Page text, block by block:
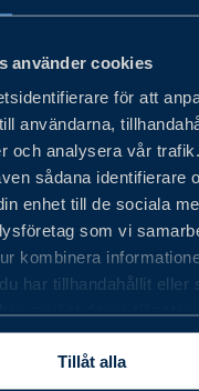
använder cookies
för att
användarna,
och analysera vår
sådana identifierare
enhet till de sociala
som vi
kombinera
har tillhandahållit eller
använt deras tjänster.
Tillåt alla
Relaterade kundcase